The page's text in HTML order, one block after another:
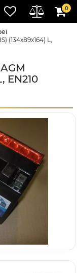
0
(134х89х164) L,
EN210